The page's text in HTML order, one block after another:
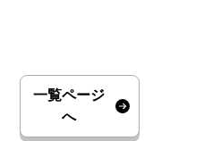
一覧ページ
へ